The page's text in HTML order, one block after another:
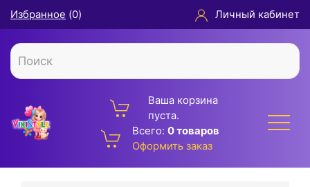
Избранное (0) Личный кабинет
Ваша корзина
пуста.
Всего: 0 товаров
Оформить заказ